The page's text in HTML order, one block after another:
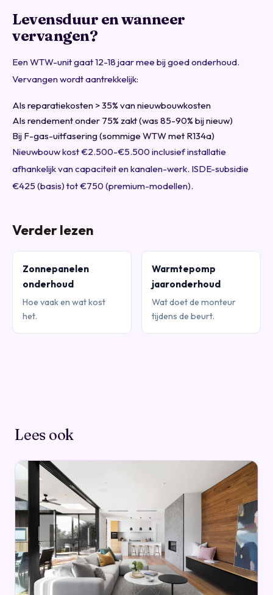
Levensduur en wanneer
vervangen?
Een WTW-unit gaat 12-18 jaar mee bij goed onderhoud.
Vervangen wordt aantrekkelijk:
Als reparatiekosten > 35% van nieuwbouwkosten
Als rendement onder 75% zakt (was 85-90% bij nieuw)
Bij F-gas-uitfasering (sommige WTW met R134a)
Nieuwbouw kost €2.500-€5.500 inclusief installatie
afhankelijk van capaciteit en kanalen-werk. ISDE-subsidie
€425 (basis) tot €750 (premium-modellen).
Verder lezen
Zonnepanelen
onderhoud
Hoe vaak en wat kost
het.
Warmtepomp
jaaronderhoud
Wat doet de monteur
tijdens de beurt.
Lees ook